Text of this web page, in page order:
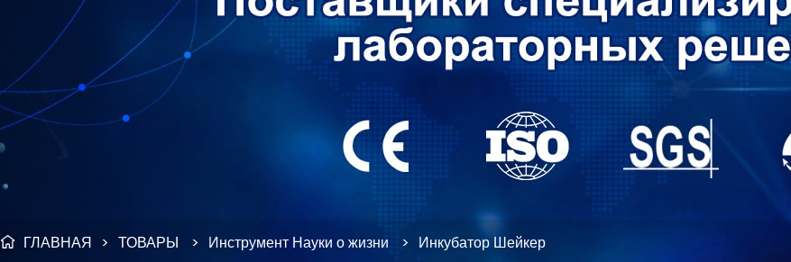
 ГЛАВНАЯ > ТОВАРЫ > Инструмент Науки о жизни > Инкубатор Шейкер